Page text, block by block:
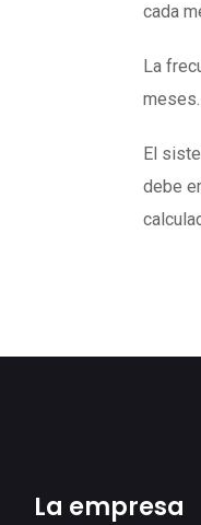
cada
La
meses.
El
debe
La empresa